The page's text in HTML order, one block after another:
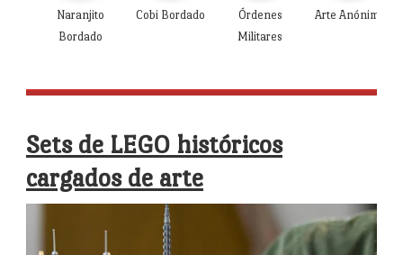
Naranjito
Bordado
Cobi Bordado
Órdenes
Militares
Arte Anónimo
Sets de LEGO históricos
cargados de arte